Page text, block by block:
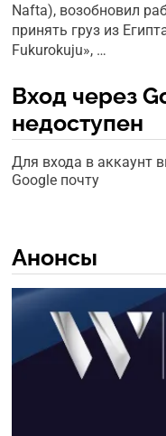
Nafta), возобновил
принять груз из
Fukurokuju», …
Вход через
недоступен
Для входа в аккаунт
Google почту
Анонсы